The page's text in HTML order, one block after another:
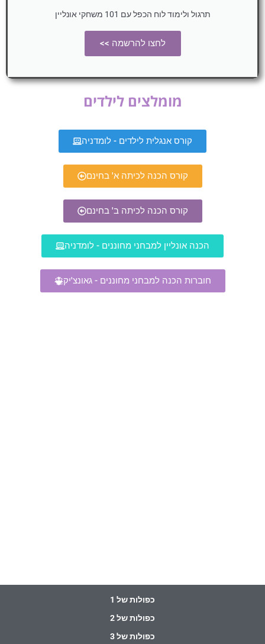
תרגול ולימוד לוח הכפל עם 101 משחקי אונליין
לחצו להרשמה >>
מומלצים לילדים
קורס אנגלית לילדים - לומדניה
קורס הכנה לכיתה א' בחינם
קורס הכנה לכיתה ב' בחינם
הכנה אונליין למבחני מחוננים - לומדניה
חוברות הכנה למבחני מחוננים - גאונצ'יק
כפולות של 1
כפולות של 2
כפולות של 3